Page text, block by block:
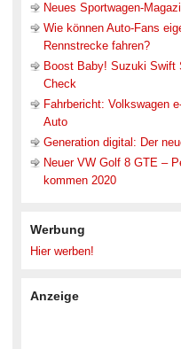
Neues Sportwagen-
Wie können Auto-Fans
Rennstrecke fahren?
Boost Baby! Suzuki Swift
Check
Fahrbericht: Volkswagen
Auto
Generation digital: Der
Neuer VW Golf 8 GTE –
kommen 2020
Werbung
Hier werben!
Anzeige